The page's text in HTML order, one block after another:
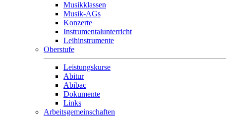
Musikklassen
Musik-AGs
Konzerte
Instrumentalunterricht
Leihinstrumente
Oberstufe
Leistungskurse
Abitur
Abibac
Dokumente
Links
Arbeitsgemeinschaften